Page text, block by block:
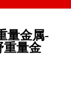
量金属-
重量金